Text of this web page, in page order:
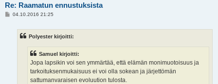
Re: Raamatun ennustuksista
V04.10.2016 21:25
Polyester kirjoitti:
Samuel kirjoitti:
Jopa lapsikin voi sen ymmärtää, että elämän monimuotoisuus ja
tarkoituksenmukaisuus ei voi olla sokean ja järjettömän
sattumanvaraisen evoluution tulosta.